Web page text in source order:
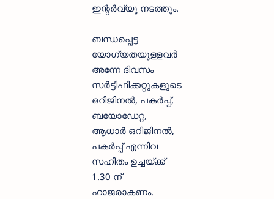
ഇന്റർവ്യൂ നടത്തും.
ബന്ധപ്പെട്ട
യോഗ്യതയുള്ളവർ
അന്നേ ദിവസം
സർട്ടിഫിക്കറ്റുകളുടെ
ഒറിജിനൽ, പകർപ്പ്,
ബയോഡേറ്റ,
ആധാർ ഒറിജിനൽ,
പകർപ്പ് എന്നിവ
സഹിതം ഉച്ചയ്ക്ക്
1.30 ന്
ഹാജരാകണം.